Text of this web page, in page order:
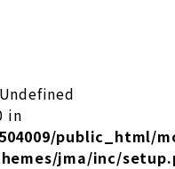
in
public_html/
jma/inc/